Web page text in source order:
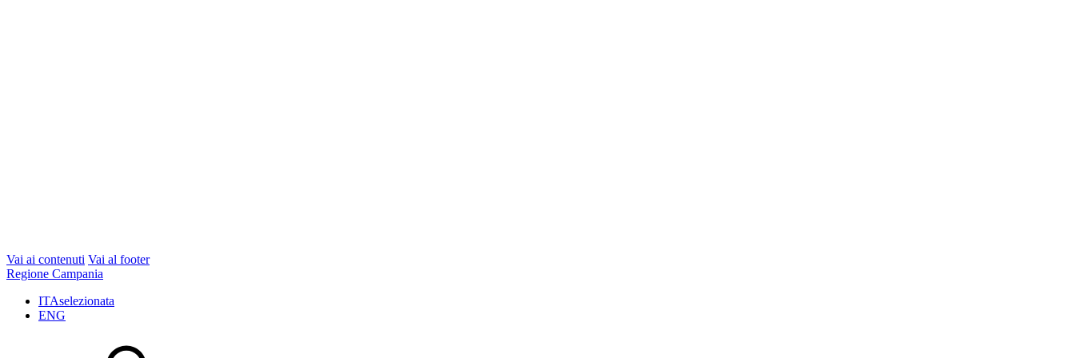
Vai ai contenuti Vai al footer
Regione Campania
ITAselezionata
ENG